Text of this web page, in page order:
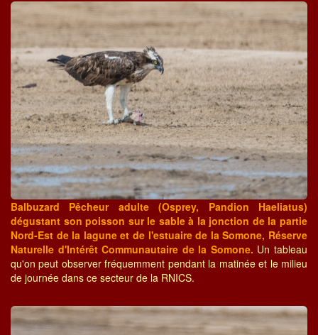
Balbuzard Pêcheur adulte (Osprey, Pandion Haeliatus)
dégustant son poisson sur le sable à la jonction de la partie
Nord-Est de la lagune et de l'estuaire de la Somone, Réserve
Naturelle d'Intérêt Communautaire de la Somone. Un tableau
qu'on peut observer fréquemment pendant la matinée et le milieu
de journée dans ce secteur de la RNICS.